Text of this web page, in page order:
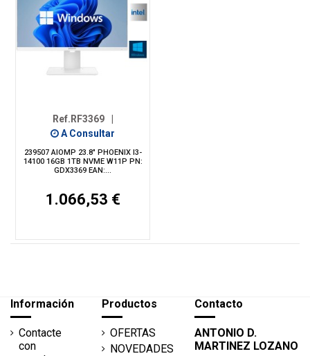
Ref.RF3369
A Consultar
239507 AIOMP 23.8" PHOENIX I3-
14100 16GB 1TB NVME W11P PN:
GDX3369 EAN:...
1.066,53 €
Información
Contacte
con
Productos
OFERTAS
NOVEDADES
Contacto
ANTONIO D.
MARTINEZ LOZANO